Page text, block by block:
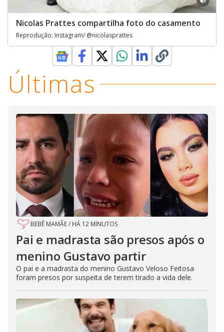
Nicolas Prattes compartilha foto do casamento
Reprodução: Instagram/ @nicolasprattes
Últimas
BEBÊ MAMÃE/ HÁ 12 MINUTOS
Pai e madrasta são presos após o
menino Gustavo partir
O pai e a madrasta do menino Gustavo Veloso Feitosa
foram presos por suspeita de terem tirado a vida dele.